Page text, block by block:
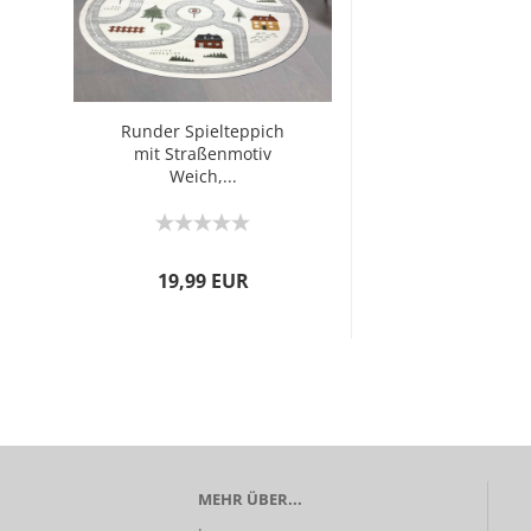
Runder Spielteppich
mit Straßenmotiv
Weich,...
19,99 EUR
MEHR ÜBER...